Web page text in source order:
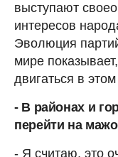
выступают
интересов
Эволюция
мире
двигаться в
- В районах и
перейти на
- Я считаю, это